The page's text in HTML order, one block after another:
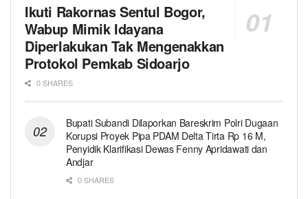
Ikuti Rakornas Sentul Bogor,
Wabup Mimik Idayana
Diperlakukan Tak Mengenakkan
Protokol Pemkab Sidoarjo
0 SHARES
Bupati Subandi Dilaporkan Bareskrim Polri Dugaan
Korupsi Proyek Pipa PDAM Delta Tirta Rp 16 M,
Penyidik Klarifikasi Dewas Fenny Apridawati dan
Andjar
0 SHARES